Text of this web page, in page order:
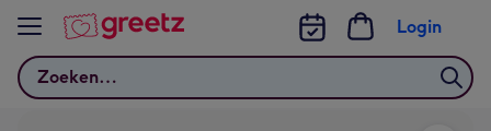
Bekijk meer
Zoeken
Login